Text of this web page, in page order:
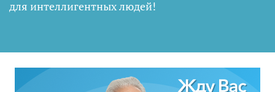
для интеллигентных людей!